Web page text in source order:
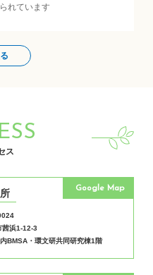
れています
ス
茜浜1-12-3
BMSA・環文研共同研究棟1階
Google Map